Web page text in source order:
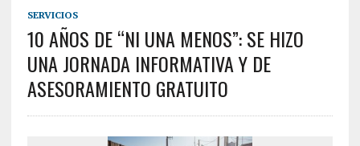
SERVICIOS
10 AÑOS DE “NI UNA MENOS”: SE HIZO
UNA JORNADA INFORMATIVA Y DE
ASESORAMIENTO GRATUITO